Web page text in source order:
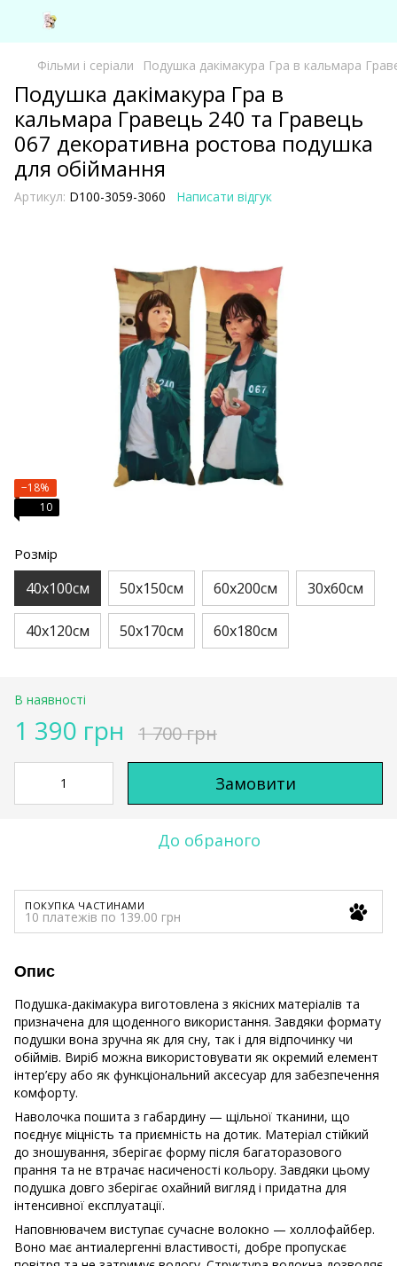
Фільми і серіали Подушка дакімакура Гра в кальмара
Подушка дакімакура Гра в
кальмара Гравець 240 та Гравець
067 декоративна ростова подушка
для обіймання
Артикул: D100-3059-3060 Написати відгук
−18%
10
Розмір
40х100см 50х150см 60х200см 30х60см
40х120см 50х170см 60х180см
В наявності
1 390 грн 1 700 грн
Замовити
До обраного
ПОКУПКА ЧАСТИНАМИ
10 платежів по 139.00 грн
Опис
Подушка-дакімакура виготовлена з якісних матеріалів та
призначена для щоденного використання. Завдяки формату
подушки вона зручна як для сну, так і для відпочинку чи
обіймів. Виріб можна використовувати як окремий елемент
інтер’єру або як функціональний аксесуар для забезпечення
комфорту.
Наволочка пошита з габардину — щільної тканини, що
поєднує міцність та приємність на дотик. Матеріал стійкий
до зношування, зберігає форму після багаторазового
прання та не втрачає насиченості кольору. Завдяки цьому
подушка довго зберігає охайний вигляд і придатна для
інтенсивної експлуатації.
Наповнювачем виступає сучасне волокно — холлофайбер.
Воно має антиалергенні властивості, добре пропускає